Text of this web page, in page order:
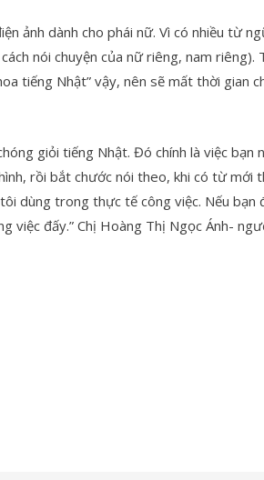
ảnh dành cho phái nữ. Vì có nhiều từ
nói chuyện của nữ riêng, nam
tiếng Nhật” vậy, nên sẽ mất thời
giỏi tiếng Nhật. Đó chính là việc
rồi bắt chước nói theo, khi có từ
dùng trong thực tế công việc. Nếu
việc đấy.” Chị Hoàng Thị Ngọc Ánh-